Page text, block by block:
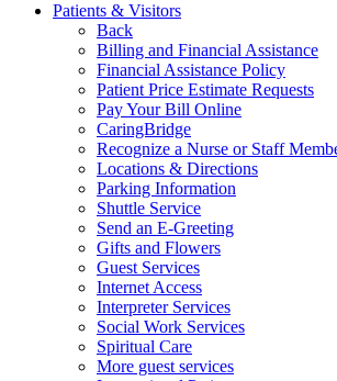
Patients & Visitors
Back
Billing and Financial Assistance
Financial Assistance Policy
Patient Price Estimate Requests
Pay Your Bill Online
CaringBridge
Recognize a Nurse or Staff
Locations & Directions
Parking Information
Shuttle Service
Send an E-Greeting
Gifts and Flowers
Guest Services
Internet Access
Interpreter Services
Social Work Services
Spiritual Care
More guest services